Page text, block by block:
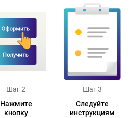
Шаг 2
Нажмите
кнопку
Шаг 3
Следуйте
инструкциям